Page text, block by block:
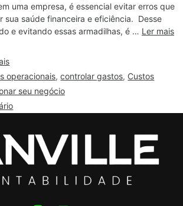
uma empresa, é essencial evitar erros que
sua saúde financeira e eficiência. Desse
e evitando essas armadilhas, é … Ler mais
operacionais,controlar gastos, Custos
seu negócio